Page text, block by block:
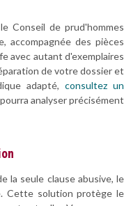
Conseil de prud'hommes
accompagnée des pièces
avec autant d'exemplaires
de votre dossier et
adapté, consultez un
analyser précisément
la seule clause abusive, le
Cette solution protège le